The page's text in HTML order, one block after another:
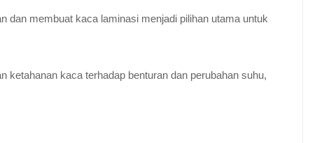
dan membuat kaca laminasi menjadi pilihan utama untuk
kaca terhadap benturan dan perubahan suhu,